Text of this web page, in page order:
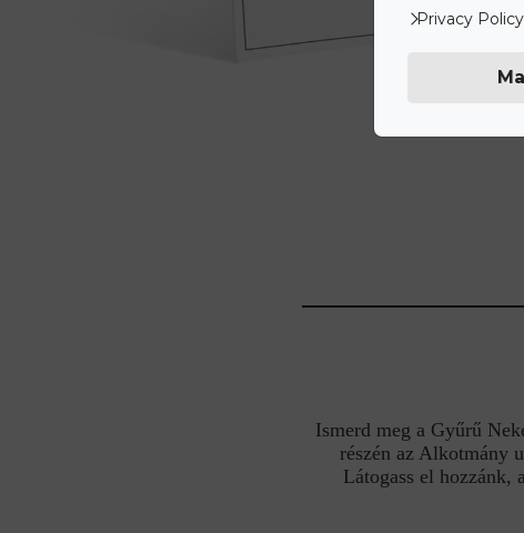
Ismerd meg a Gyűrű
részén az Alkotmány
Látogass el hozzánk,
Privacy Policy